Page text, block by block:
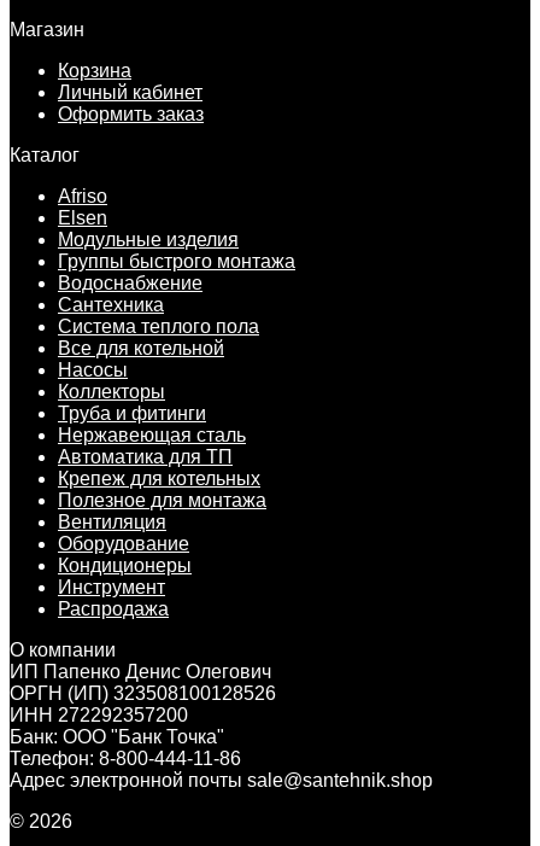
Магазин
Корзина
Личный кабинет
Оформить заказ
Каталог
Afriso
Elsen
Модульные изделия
Группы быстрого монтажа
Водоснабжение
Сантехника
Система теплого пола
Все для котельной
Насосы
Коллекторы
Труба и фитинги
Нержавеющая сталь
Автоматика для ТП
Крепеж для котельных
Полезное для монтажа
Вентиляция
Оборудование
Кондиционеры
Инструмент
Распродажа
О компании
ИП Папенко Денис Олегович
ОРГН (ИП) 323508100128526
ИНН 272292357200
Банк: ООО "Банк Точка"
Телефон: 8-800-444-11-86
Адрес электронной почты sale@santehnik.shop
© 2026